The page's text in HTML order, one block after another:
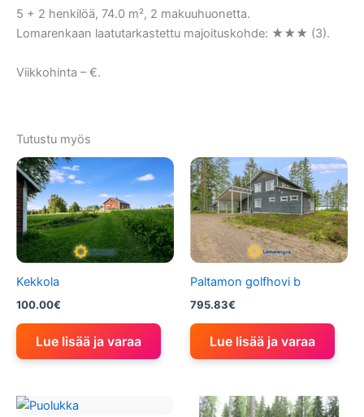
5 + 2 henkilöä, 74.0 m², 2 makuuhuonetta.
Lomarenkaan laatutarkastettu majoituskohde: ★★★ (3).
Viikkohinta – €.
Tutustu myös
Kekkola
100.00€
Lue lisää ja varaa
Paltamon golfhovi b
795.83€
Lue lisää ja varaa